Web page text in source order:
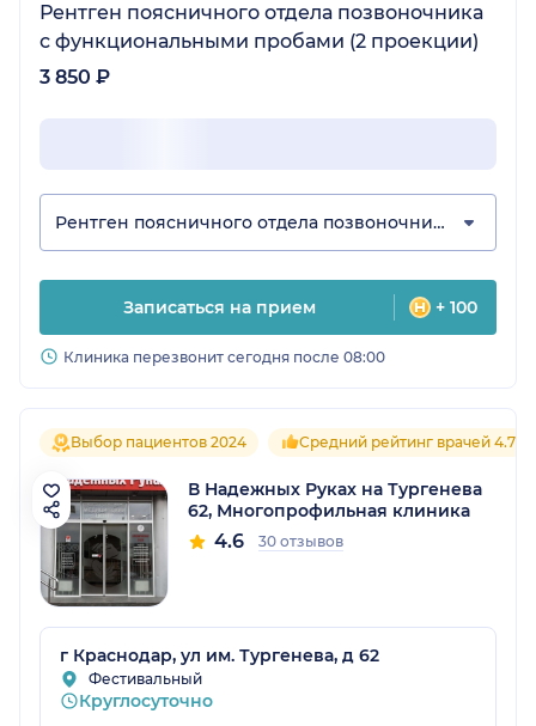
Рентген поясничного отдела позвоночника
с функциональными пробами (2 проекции)
3 850 ₽
Рентген поясничного отдела позвоночника
Записаться на прием + 100
Клиника перезвонит сегодня после 08:00
Выбор пациентов 2024 Средний рейтинг врачей 4.7
В Надежных Руках на Тургенева
62, Многопрофильная клиника
4.6 30 отзывов
г Краснодар, ул им. Тургенева, д 62
Фестивальный
Круглосуточно